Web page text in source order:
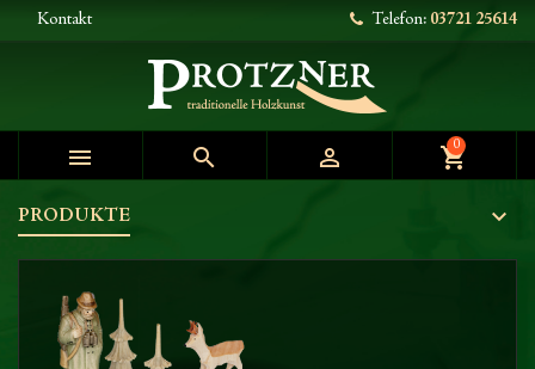
Kontakt Telefon: 03721 25614
   shopping_cart
0
PRODUKTE